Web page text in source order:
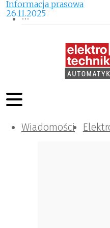
Wiadomości
Komunikacja i IT
Kontrola
Tematy specjalne
Informacja prasowa
26.11.2025